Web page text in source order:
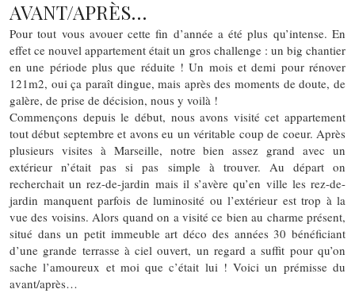
AVANT/APRÈS…
Pour tout vous avouer cette fin d’année a été plus qu’intense. En
effet ce nouvel appartement était un gros challenge : un big chantier
en une période plus que réduite ! Un mois et demi pour rénover
121m2, oui ça paraît dingue, mais après des moments de doute, de
galère, de prise de décision, nous y voilà !
Commençons depuis le début, nous avons visité cet appartement
tout début septembre et avons eu un véritable coup de coeur. Après
plusieurs visites à Marseille, notre bien assez grand avec un
extérieur n’était pas si pas simple à trouver. Au départ on
recherchait un rez-de-jardin mais il s’avère qu’en ville les rez-de-
jardin manquent parfois de luminosité ou l’extérieur est trop à la
vue des voisins. Alors quand on a visité ce bien au charme présent,
situé dans un petit immeuble art déco des années 30 bénéficiant
d’une grande terrasse à ciel ouvert, un regard a suffit pour qu’on
sache l’amoureux et moi que c’était lui ! Voici un prémisse du
avant/après…